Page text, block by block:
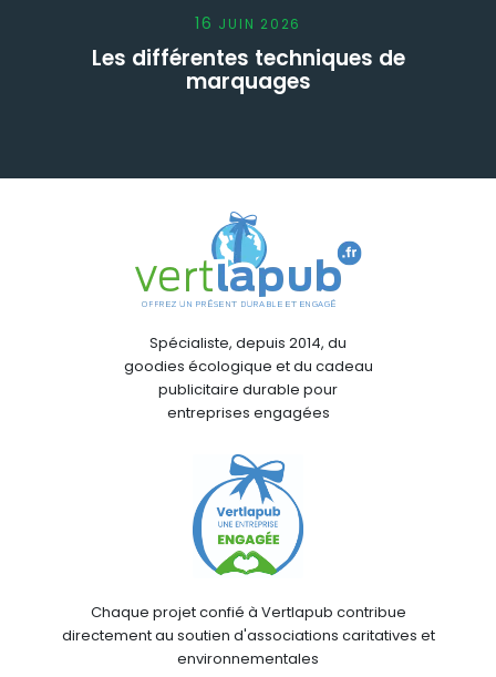
16 JUIN 2026
Les différentes techniques de
marquages
Spécialiste, depuis 2014, du
goodies écologique et du cadeau
publicitaire durable pour
entreprises engagées
Chaque projet confié à Vertlapub contribue
directement au soutien d'associations caritatives et
environnementales